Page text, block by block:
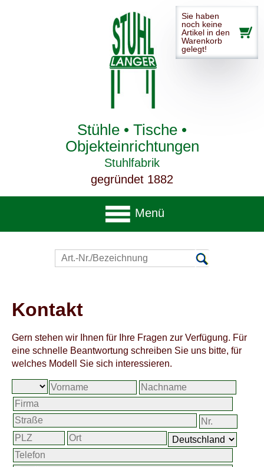
Sie haben
noch keine
Artikel in den
Warenkorb
gelegt!
Stühle • Tische •
Objekteinrichtungen
Stuhlfabrik
gegründet 1882
Menü
Kontakt
Gern stehen wir Ihnen für Ihre Fragen zur Verfügung. Für
eine schnelle Beantwortung schreiben Sie uns bitte, für
welches Modell Sie sich interessieren.